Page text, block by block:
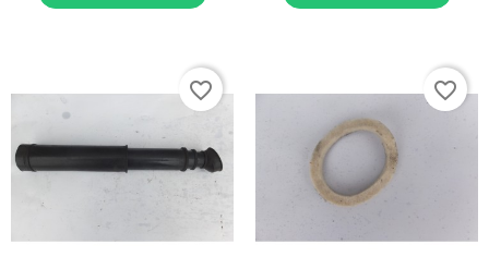
favorite_border favorite_border